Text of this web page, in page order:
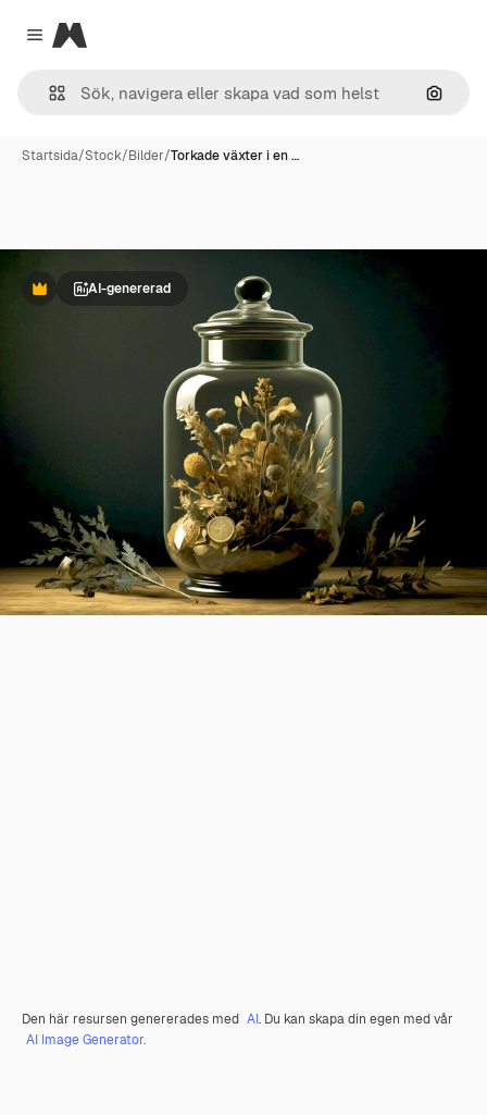
Close menu
Magnific
Sök
Startsida/Stock/Bilder/Torkade växter i en …
Premie AI-genererad
Den här resursen genererades med AI. Du kan skapa din egen med vår
AI Image Generator.